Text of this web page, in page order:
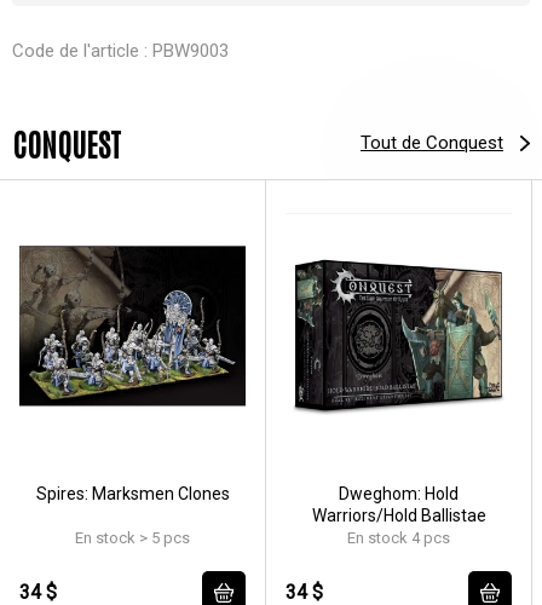
Code de l'article : PBW9003
CONQUEST Tout de Conquest
Spires: Marksmen Clones
En stock > 5 pcs
34 $
Dweghom: Hold
Warriors/Hold Ballistae
En stock 4 pcs
34 $